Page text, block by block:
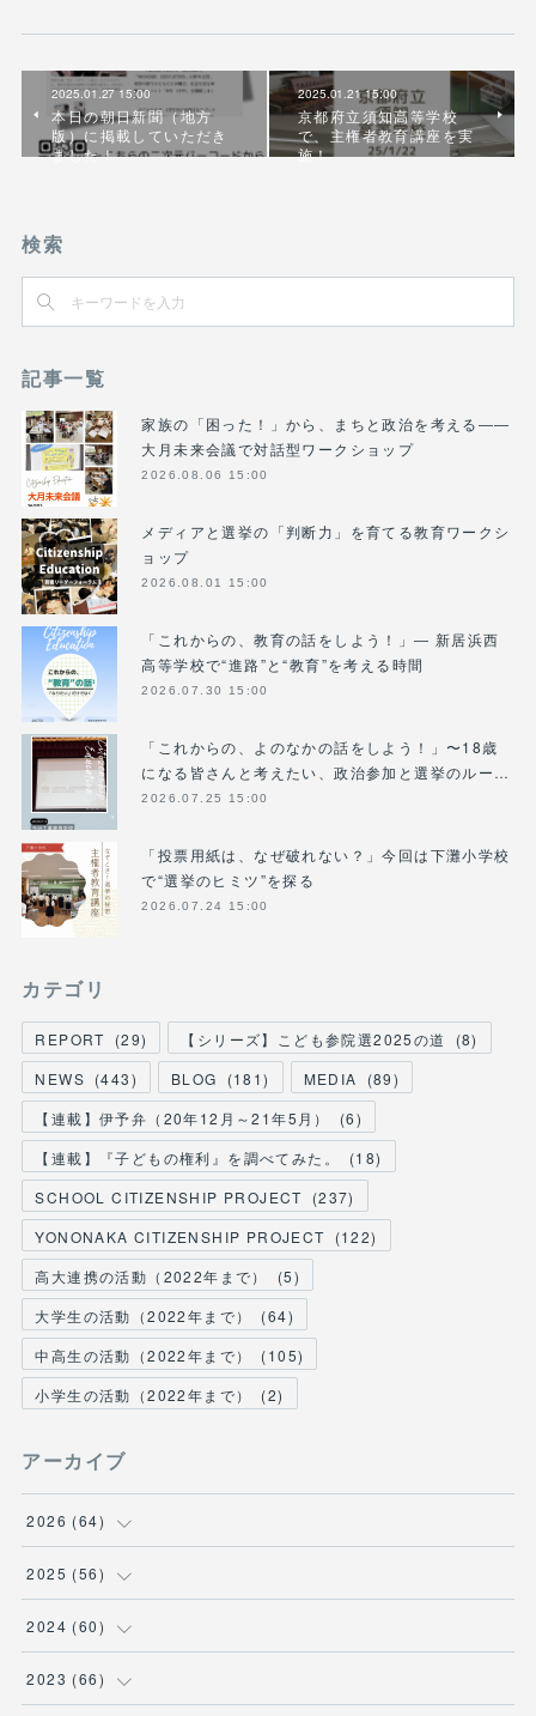
2025.01.27 15:00
本日の朝日新聞（地方
版）に掲載していただき
ました！
2025.01.21 15:00
京都府立須知高等学校
で、主権者教育講座を実
施！
検索
記事一覧
家族の「困った！」から、まちと政治を考える――
大月未来会議で対話型ワークショップ
2026.08.06 15:00
メディアと選挙の「判断力」を育てる教育ワークシ
ョップ
2026.08.01 15:00
「これからの、教育の話をしよう！」― 新居浜西
高等学校で“進路”と“教育”を考える時間
2026.07.30 15:00
「これからの、よのなかの話をしよう！」〜18歳
になる皆さんと考えたい、政治参加と選挙のルー…
2026.07.25 15:00
「投票用紙は、なぜ破れない？」今回は下灘小学校
で“選挙のヒミツ”を探る
2026.07.24 15:00
カテゴリ
REPORT (29) 【シリーズ】こども参院選2025の道 (8)
NEWS (443) BLOG (181) MEDIA (89)
【連載】伊予弁（20年12月～21年5月）
(6)
【連載】『子どもの権利』を調べてみた。
(18)
SCHOOL CITIZENSHIP PROJECT
(237)
YONONAKA CITIZENSHIP PROJECT
(122)
高大連携の活動（2022年まで）
(5)
大学生の活動（2022年まで）
(64)
中高生の活動（2022年まで）
(105)
小学生の活動（2022年まで）
(2)
アーカイブ
2026 (64)
(2)
(6)
(9)
2025 (56)
(1)
(2)
2024 (60)
(12
2023 (66)